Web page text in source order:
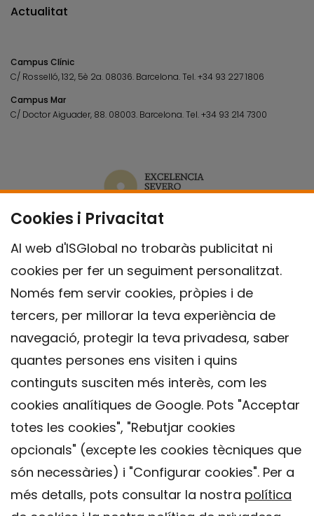
Cookies i Privacitat
Al web d'ISGlobal no trobaràs publicitat ni
cookies per fer un seguiment personalitzat.
Només fem servir cookies, pròpies i de
tercers, per millorar la teva experiència de
navegació, protegir la teva privadesa, saber
quantes persones ens visiten i quins
continguts susciten més interès, com les
cookies analítiques de Google. Pots "Acceptar
totes les cookies", "Rebutjar cookies
opcionals" (excepte les cookies tècniques que
són necessàries) i "Configurar cookies". Per a
més detalls, pots consultar la nostra política
Actualitat
Campus Clínic
C/ Rosselló, 132, 5è 2a. 08036. Barcelona.Tel.+34 93 227 1806
Campus Mar
C/ Doctor Aiguader, 88. 08003. Barcelona.Tel.+34 93 214 7300
Contacte
Política de privacitat